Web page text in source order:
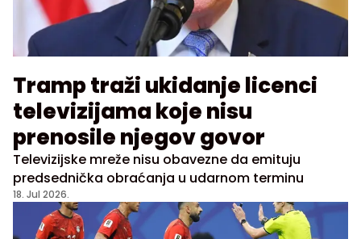
Tramp traži ukidanje licenci
televizijama koje nisu
prenosile njegov govor
Televizijske mreže nisu obavezne da emituju
predsednička obraćanja u udarnom terminu
18. Jul 2026.